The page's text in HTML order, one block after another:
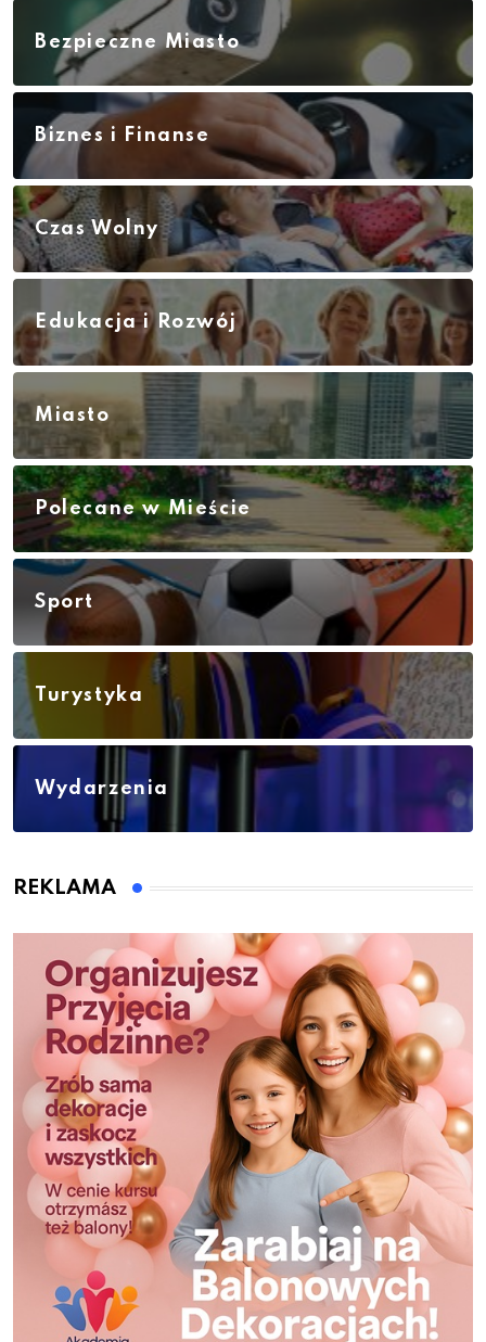
Bezpieczne Miasto
Biznes i Finanse
Czas Wolny
Edukacja i Rozwój
Miasto
Polecane w Mieście
Sport
Turystyka
Wydarzenia
REKLAMA